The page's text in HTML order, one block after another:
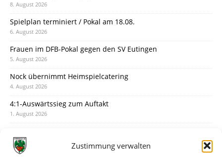
Zustimmung verwalten
8. August 2026
Spielplan terminiert / Pokal am 18.08.
6. August 2026
Frauen im DFB-Pokal gegen den SV Eutingen
5. August 2026
Nock übernimmt Heimspielcatering
4. August 2026
4:1-Auswärtssieg zum Auftakt
1. August 2026
31. Juli 2026